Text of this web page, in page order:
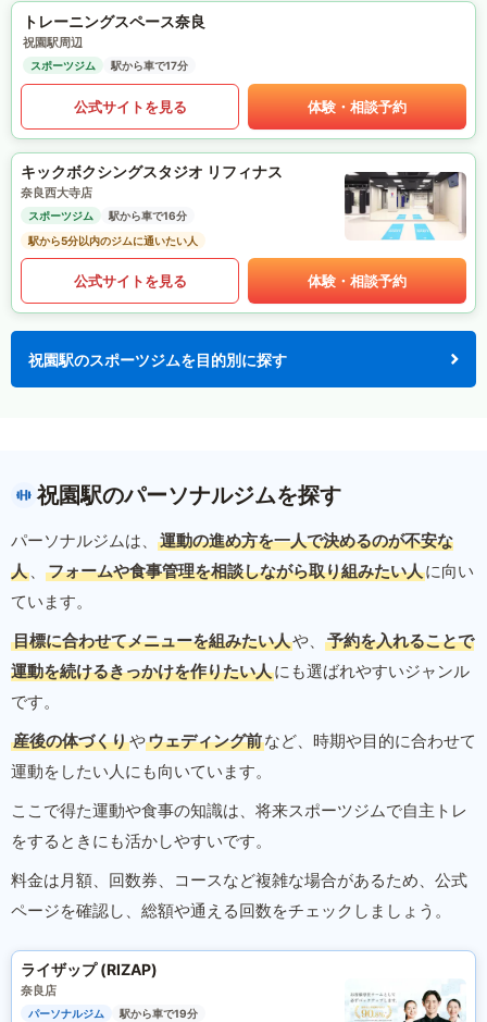
トレーニングスペース奈良
祝園駅周辺
スポーツジム 駅から車で17分
公式サイトを見る 体験・相談予約
キックボクシングスタジオ リフィナス
奈良西大寺店
スポーツジム
駅から車で16分
駅から5分以内のジムに通いたい人
公式サイトを見る 体験・相談予約
祝園駅のスポーツジムを目的別に探す
祝園駅のパーソナルジムを探す
パーソナルジムは、
運動の進め方を一人で決めるのが不安な
人 、 フォームや食事管理を相談しながら取り組みたい人に向い
ています。
目標に合わせてメニューを組みたい人や、
予約を入れることで
運動を続けるきっかけを作りたい人にも選ばれやすいジャンル
です。
産後の体づくりやウェディング前など、時期や目的に合わせて
運動をしたい人にも向いています。
ここで得た運動や食事の知識は、将来スポーツジムで自主トレ
をするときにも活かしやすいです。
料金は月額、回数券、コースなど複雑な場合があるため、公式
ページを確認し、総額や通える回数をチェックしましょう。
ライザップ (RIZAP)
奈良店
パーソナルジム
駅から車で19分